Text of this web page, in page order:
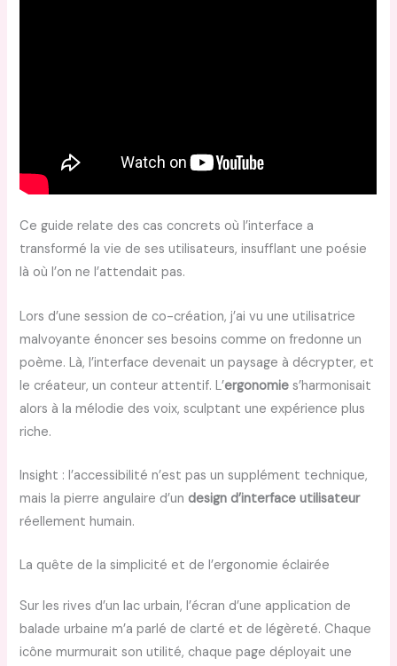
Ce guide relate des cas concrets où l’interface a
transformé la vie de ses utilisateurs, insufflant une poésie
là où l’on ne l’attendait pas.
Lors d’une session de co-création, j’ai vu une utilisatrice
malvoyante énoncer ses besoins comme on fredonne un
poème. Là, l’interface devenait un paysage à décrypter, et
le créateur, un conteur attentif. L’ergonomie s’harmonisait
alors à la mélodie des voix, sculptant une expérience plus
riche.
Insight : l’accessibilité n’est pas un supplément technique,
mais la pierre angulaire d’undesign d’interface utilisateur
réellement humain.
La quête de la simplicité et de l’ergonomie éclairée
Sur les rives d’un lac urbain, l’écran d’une application de
balade urbaine m’a parlé de clarté et de légèreté. Chaque
icône murmurait son utilité, chaque page déployait une